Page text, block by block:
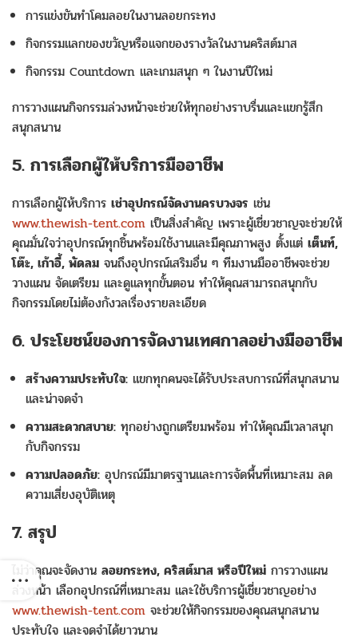
การแข่งขันทำโคมลอยในงานลอยกระทง
กิจกรรมแลกของขวัญหรือแจกของรางวัลในงานคริสต์มาส
กิจกรรม Countdown และเกมสนุก ๆ ในงานปีใหม่
การวางแผนกิจกรรมล่วงหน้าจะช่วยให้ทุกอย่างราบรื่นและแขกรู้สึก
สนุกสนาน
5. การเลือกผู้ให้บริการมืออาชีพ
การเลือกผู้ให้บริการ เช่าอุปกรณ์จัดงานครบวงจร เช่น
www.thewish-tent.com เป็นสิ่งสำคัญ เพราะผู้เชี่ยวชาญจะช่วยให้
คุณมั่นใจว่าอุปกรณ์ทุกชิ้นพร้อมใช้งานและมีคุณภาพสูง ตั้งแต่ เต็นท์,
โต๊ะ, เก้าอี้, พัดลม จนถึงอุปกรณ์เสริมอื่น ๆ ทีมงานมืออาชีพจะช่วย
วางแผน จัดเตรียม และดูแลทุกขั้นตอน ทำให้คุณสามารถสนุกกับ
กิจกรรมโดยไม่ต้องกังวลเรื่องรายละเอียด
6. ประโยชน์ของการจัดงานเทศกาลอย่างมืออาชีพ
สร้างความประทับใจ: แขกทุกคนจะได้รับประสบการณ์ที่สนุกสนาน
และน่าจดจำ
ความสะดวกสบาย: ทุกอย่างถูกเตรียมพร้อม ทำให้คุณมีเวลาสนุก
กับกิจกรรม
ความปลอดภัย: อุปกรณ์มีมาตรฐานและการจัดพื้นที่เหมาะสม ลด
ความเสี่ยงอุบัติเหตุ
7. สรุป
ไม่ว่าคุณจะจัดงาน ลอยกระทง, คริสต์มาส หรือปีใหม่ การวางแผน
ล่วงหน้า เลือกอุปกรณ์ที่เหมาะสม และใช้บริการผู้เชี่ยวชาญอย่าง
www.thewish-tent.com จะช่วยให้กิจกรรมของคุณสนุกสนาน
ประทับใจ และจดจำได้ยาวนาน